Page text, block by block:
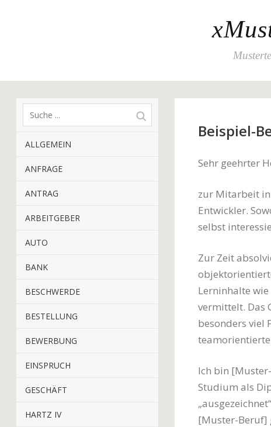
ALLGEMEIN
ANFRAGE
ANTRAG
ARBEITGEBER
AUTO
BANK
BESCHWERDE
BESTELLUNG
BEWERBUNG
EINSPRUCH
GESCHÄFT
HARTZ IV
Beispiel-
Sehr geehrter
zur Mitarbeit
Entwickler.
selbst
Zur Zeit
Lerninhalte wie
vermittelt. Das
besonders viel
teamorientierte
Ich bin
Studium als
[Muster-Beruf]